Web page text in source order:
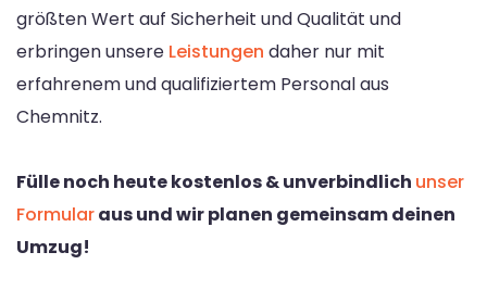
größten Wert auf Sicherheit und Qualität und
erbringen unsere Leistungen daher nur mit
erfahrenem und qualifiziertem Personal aus
Chemnitz.
Fülle noch heute kostenlos & unverbindlich unser
Formularaus und wir planen gemeinsam deinen
Umzug!